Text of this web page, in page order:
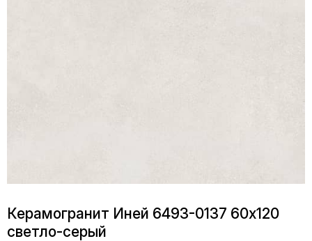
Керамогранит Иней 6493-0137 60х120
светло-серый